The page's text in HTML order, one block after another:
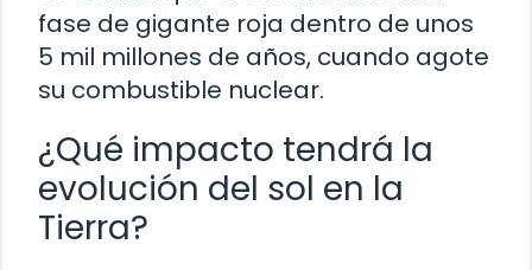
fase de gigante roja dentro de unos
5 mil millones de años, cuando agote
su combustible nuclear.
¿Qué impacto tendrá la
evolución del sol en la
Tierra?